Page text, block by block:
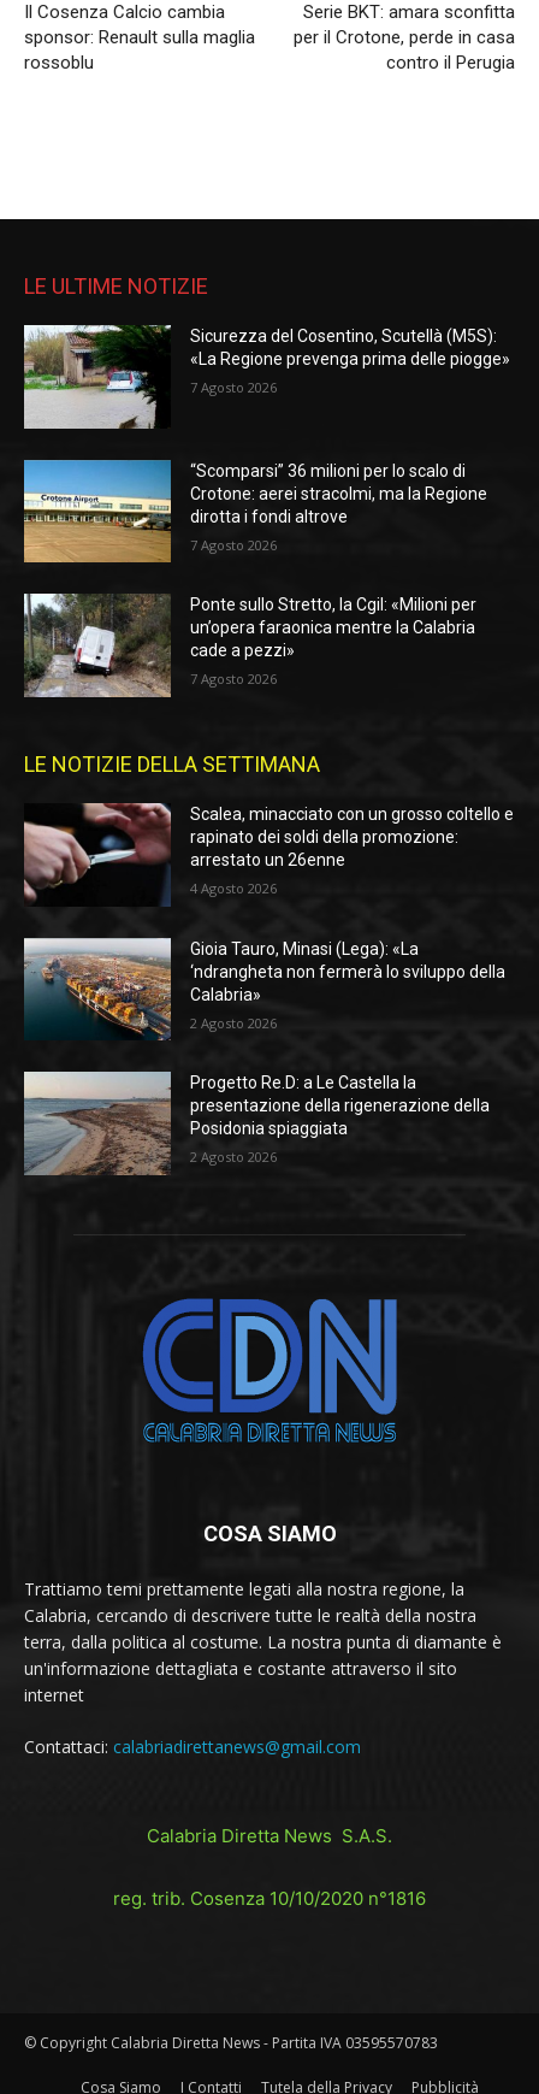
Il Cosenza Calcio cambia
sponsor: Renault sulla maglia
rossoblu
Serie BKT: amara sconfitta
per il Crotone, perde in casa
contro il Perugia
LE ULTIME NOTIZIE
Sicurezza del Cosentino, Scutellà (M5S):
«La Regione prevenga prima delle piogge»
7 Agosto 2026
“Scomparsi” 36 milioni per lo scalo di
Crotone: aerei stracolmi, ma la Regione
dirotta i fondi altrove
7 Agosto 2026
Ponte sullo Stretto, la Cgil: «Milioni per
un’opera faraonica mentre la Calabria
cade a pezzi»
7 Agosto 2026
LE NOTIZIE DELLA SETTIMANA
Scalea, minacciato con un grosso coltello e
rapinato dei soldi della promozione:
arrestato un 26enne
4 Agosto 2026
Gioia Tauro, Minasi (Lega): «La
‘ndrangheta non fermerà lo sviluppo della
Calabria»
2 Agosto 2026
Progetto Re.D: a Le Castella la
presentazione della rigenerazione della
Posidonia spiaggiata
2 Agosto 2026
COSA SIAMO
Trattiamo temi prettamente legati alla nostra regione, la
Calabria, cercando di descrivere tutte le realtà della nostra
terra, dalla politica al costume. La nostra punta di diamante è
un'informazione dettagliata e costante attraverso il sito
internet
Contattaci: calabriadirettanews@gmail.com
Calabria Diretta News S.A.S.
reg. trib. Cosenza 10/10/2020 n°1816
© Copyright Calabria Diretta News - Partita IVA 03595570783
Cosa Siamo I Contatti Tutela della Privacy Pubblicità